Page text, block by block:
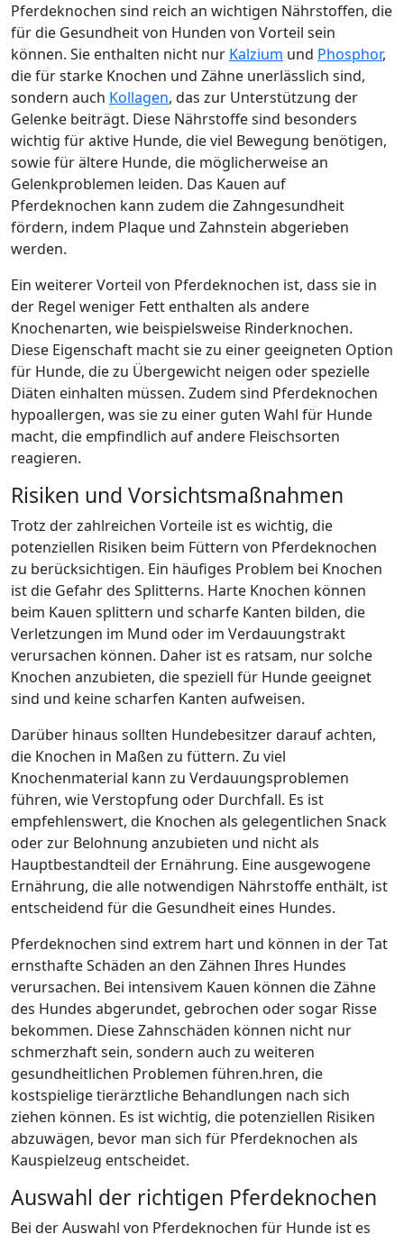
Pferdeknochen sind reich an wichtigen Nährstoffen, die
für die Gesundheit von Hunden von Vorteil sein
können. Sie enthalten nicht nur Kalzium und Phosphor,
die für starke Knochen und Zähne unerlässlich sind,
sondern auch Kollagen, das zur Unterstützung der
Gelenke beiträgt. Diese Nährstoffe sind besonders
wichtig für aktive Hunde, die viel Bewegung benötigen,
sowie für ältere Hunde, die möglicherweise an
Gelenkproblemen leiden. Das Kauen auf
Pferdeknochen kann zudem die Zahngesundheit
fördern, indem Plaque und Zahnstein abgerieben
werden.
Ein weiterer Vorteil von Pferdeknochen ist, dass sie in
der Regel weniger Fett enthalten als andere
Knochenarten, wie beispielsweise Rinderknochen.
Diese Eigenschaft macht sie zu einer geeigneten Option
für Hunde, die zu Übergewicht neigen oder spezielle
Diäten einhalten müssen. Zudem sind Pferdeknochen
hypoallergen, was sie zu einer guten Wahl für Hunde
macht, die empfindlich auf andere Fleischsorten
reagieren.
Risiken und Vorsichtsmaßnahmen
Trotz der zahlreichen Vorteile ist es wichtig, die
potenziellen Risiken beim Füttern von Pferdeknochen
zu berücksichtigen. Ein häufiges Problem bei Knochen
ist die Gefahr des Splitterns. Harte Knochen können
beim Kauen splittern und scharfe Kanten bilden, die
Verletzungen im Mund oder im Verdauungstrakt
verursachen können. Daher ist es ratsam, nur solche
Knochen anzubieten, die speziell für Hunde geeignet
sind und keine scharfen Kanten aufweisen.
Darüber hinaus sollten Hundebesitzer darauf achten,
die Knochen in Maßen zu füttern. Zu viel
Knochenmaterial kann zu Verdauungsproblemen
führen, wie Verstopfung oder Durchfall. Es ist
empfehlenswert, die Knochen als gelegentlichen Snack
oder zur Belohnung anzubieten und nicht als
Hauptbestandteil der Ernährung. Eine ausgewogene
Ernährung, die alle notwendigen Nährstoffe enthält, ist
entscheidend für die Gesundheit eines Hundes.
Pferdeknochen sind extrem hart und können in der Tat
ernsthafte Schäden an den Zähnen Ihres Hundes
verursachen. Bei intensivem Kauen können die Zähne
des Hundes abgerundet, gebrochen oder sogar Risse
bekommen. Diese Zahnschäden können nicht nur
schmerzhaft sein, sondern auch zu weiteren
gesundheitlichen Problemen führen.hren, die
kostspielige tierärztliche Behandlungen nach sich
ziehen können. Es ist wichtig, die potenziellen Risiken
abzuwägen, bevor man sich für Pferdeknochen als
Kauspielzeug entscheidet.
Auswahl der richtigen Pferdeknochen
Bei der Auswahl von Pferdeknochen für Hunde ist es